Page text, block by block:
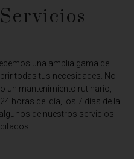
una amplia gama de
todas tus necesidades. No
un mantenimiento rutinario,
horas del día, los 7 días de la
de nuestros servicios